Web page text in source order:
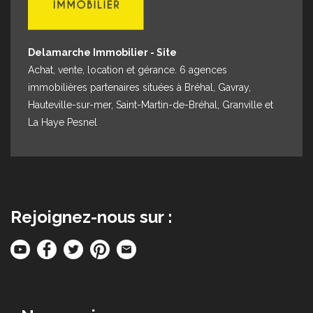
Delamarche Immobilier - Site
Achat, vente, location et gérance. 6 agences
immobilières partenaires situées à Bréhal, Gavray,
Hauteville-sur-mer, Saint-Martin-de-Bréhal, Granville et
La Haye Pesnel
Rejoignez-nous sur :